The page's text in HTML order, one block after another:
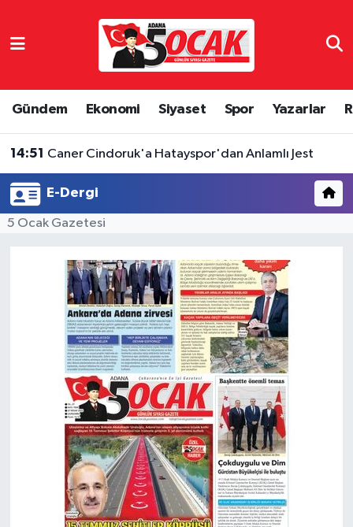
Gündem Ekonomi Siyaset Spor Yazarlar
14:51 Caner Cindoruk'a Hatayspor'dan Anlamlı Jest
E-Dergi
5 Ocak Gazetesi
Eğitim
Ekonomi
Gündem
Haber Reklam
Magazin
Özel
Resmi İlanlar
Sağlık
Hava Durumu
Son Dakika Haberleri
Haber Arşivi